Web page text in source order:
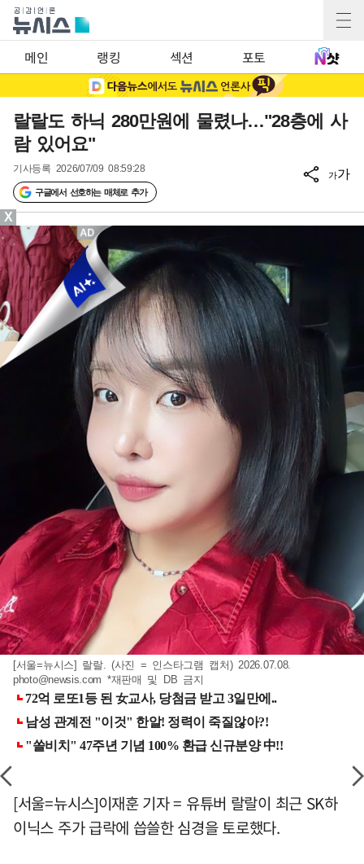
메인 랭킹 섹션 포토
랄랄도 하닉 280만원에 물렸나…"28층에 사
람 있어요"
기사등록 2026/07/09 08:59:28
구글에서 선호하는 매체로 추가
가가
[서울=뉴시스] 랄랄. (사진 = 인스타그램 캡처) 2026.07.08.
photo@newsis.com *재판매 및 DB 금지
[서울=뉴시스]이재훈 기자 = 유튜버 랄랄이 최근 SK하
이닉스 주가 급락에 씁쓸한 심경을 토로했다.
X